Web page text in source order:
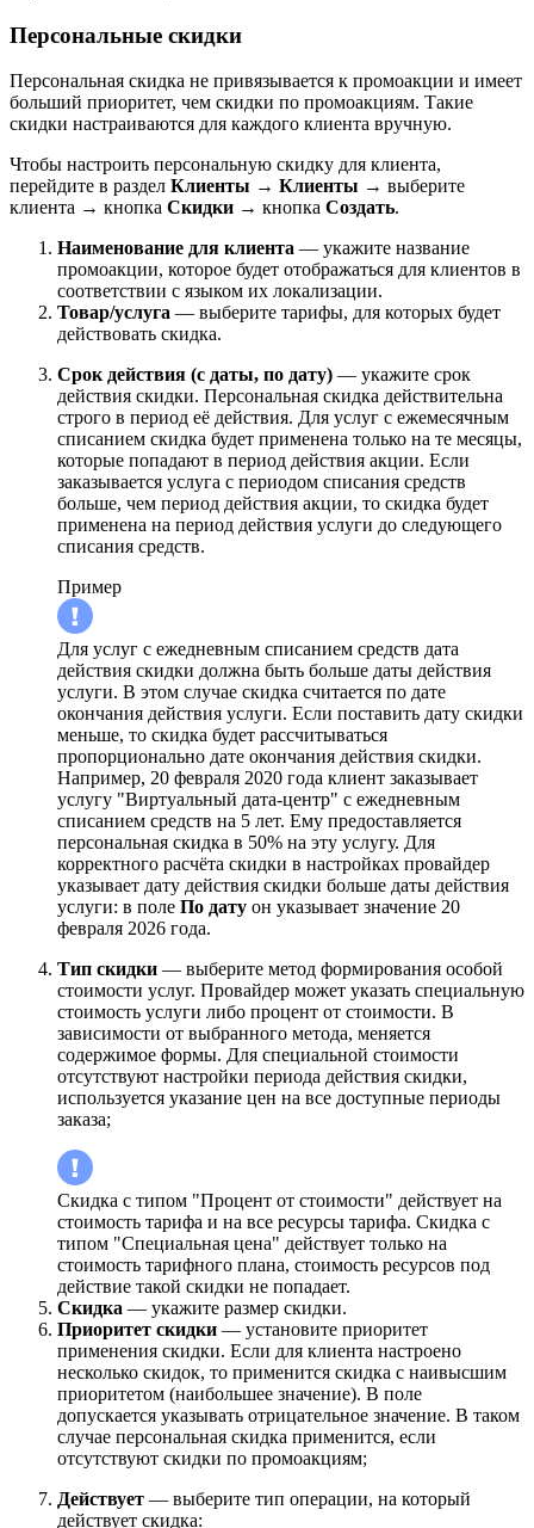
Персональные скидки
Персональная скидка не привязывается к промоакции и имеет
больший приоритет, чем скидки по промоакциям. Такие
скидки настраиваются для каждого клиента вручную.
Чтобы настроить персональную скидку для клиента,
перейдите в раздел Клиенты → Клиенты → выберите
клиента → кнопка Скидки → кнопка Создать.
Наименование для клиента — укажите название
промоакции, которое будет отображаться для клиентов в
соответствии с языком их локализации.
Товар/услуга — выберите тарифы, для которых будет
действовать скидка.
Срок действия (с даты, по дату) — укажите срок
действия скидки. Персональная скидка действительна
строго в период её действия. Для услуг с ежемесячным
списанием скидка будет применена только на те месяцы,
которые попадают в период действия акции. Если
заказывается услуга с периодом списания средств
больше, чем период действия акции, то скидка будет
применена на период действия услуги до следующего
списания средств.
Пример
Для услуг с ежедневным списанием средств дата
действия скидки должна быть больше даты действия
услуги. В этом случае скидка считается по дате
окончания действия услуги. Если поставить дату скидки
меньше, то скидка будет рассчитываться
пропорционально дате окончания действия скидки.
Например, 20 февраля 2020 года клиент заказывает
услугу "Виртуальный дата-центр" с ежедневным
списанием средств на 5 лет. Ему предоставляется
персональная скидка в 50% на эту услугу. Для
корректного расчёта скидки в настройках провайдер
указывает дату действия скидки больше даты действия
услуги: в поле По дату он указывает значение 20
февраля 2026 года.
Тип скидки — выберите метод формирования особой
стоимости услуг. Провайдер может указать специальную
стоимость услуги либо процент от стоимости. В
зависимости от выбранного метода, меняется
содержимое формы. Для специальной стоимости
отсутствуют настройки периода действия скидки,
используется указание цен на все доступные периоды
заказа;
Скидка с типом "Процент от стоимости" действует на
стоимость тарифа и на все ресурсы тарифа. Скидка с
типом "Специальная цена" действует только на
стоимость тарифного плана, стоимость ресурсов под
действие такой скидки не попадает.
Скидка — укажите размер скидки.
Приоритет скидки — установите приоритет
применения скидки. Если для клиента настроено
несколько скидок, то применится скидка с наивысшим
приоритетом (наибольшее значение). В поле
допускается указывать отрицательное значение. В таком
случае персональная скидка применится, если
отсутствуют скидки по промоакциям;
Действует — выберите тип операции, на который
действует скидка: